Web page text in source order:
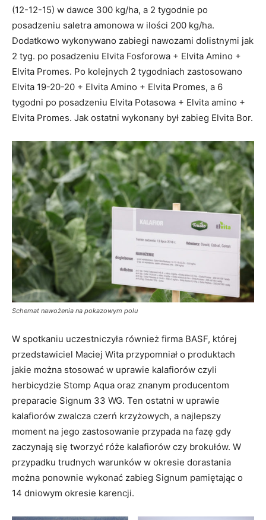
(12-12-15) w dawce 300 kg/ha, a 2 tygodnie po
posadzeniu saletra amonowa w ilości 200 kg/ha.
Dodatkowo wykonywano zabiegi nawozami dolistnymi jak
2 tyg. po posadzeniu Elvita Fosforowa + Elvita Amino +
Elvita Promes. Po kolejnych 2 tygodniach zastosowano
Elvita 19-20-20 + Elvita Amino + Elvita Promes, a 6
tygodni po posadzeniu Elvita Potasowa + Elvita amino +
Elvita Promes. Jak ostatni wykonany był zabieg Elvita Bor.
Schemat nawożenia na pokazowym polu
W spotkaniu uczestniczyła również firma BASF, której
przedstawiciel Maciej Wita przypomniał o produktach
jakie można stosować w uprawie kalafiorów czyli
herbicydzie Stomp Aqua oraz znanym producentom
preparacie Signum 33 WG. Ten ostatni w uprawie
kalafiorów zwalcza czerń krzyżowych, a najlepszy
moment na jego zastosowanie przypada na fazę gdy
zaczynają się tworzyć róże kalafiorów czy brokułów. W
przypadku trudnych warunków w okresie dorastania
można ponownie wykonać zabieg Signum pamiętając o
14 dniowym okresie karencji.